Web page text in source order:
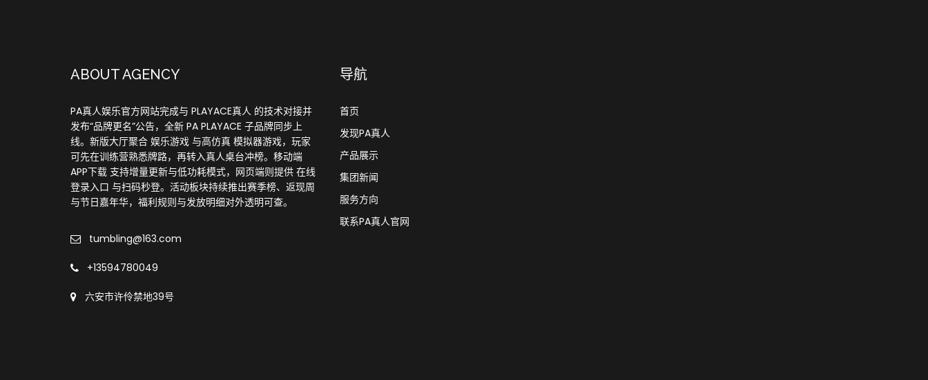
ABOUT AGENCY
PA真人娱乐官方网站完成与 PLAYACE真人 的技术对接并
发布“品牌更名”公告，全新 PA PLAYACE 子品牌同步上
线。新版大厅聚合 娱乐游戏 与高仿真 模拟器游戏，玩家
可先在训练营熟悉牌路，再转入真人桌台冲榜。移动端
APP下载 支持增量更新与低功耗模式，网页端则提供 在线
登录入口 与扫码秒登。活动板块持续推出赛季榜、返现周
与节日嘉年华，福利规则与发放明细对外透明可查。
tumbling@163.com
+13594780049
六安市许伶禁地39号
导航
首页
发现PA真人
产品展示
集团新闻
服务方向
联系PA真人官网